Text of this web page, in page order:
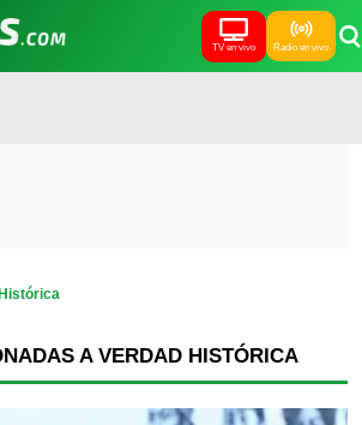
TV en vivo Radio en vivo
A VERDAD HISTÓRICA